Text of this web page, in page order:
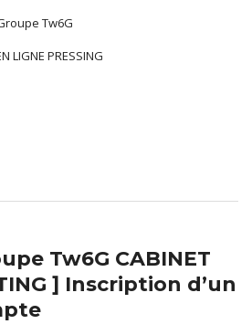
Tw6G
LIGNE PRESSING
Tw6G CABINET
] Inscription d’un